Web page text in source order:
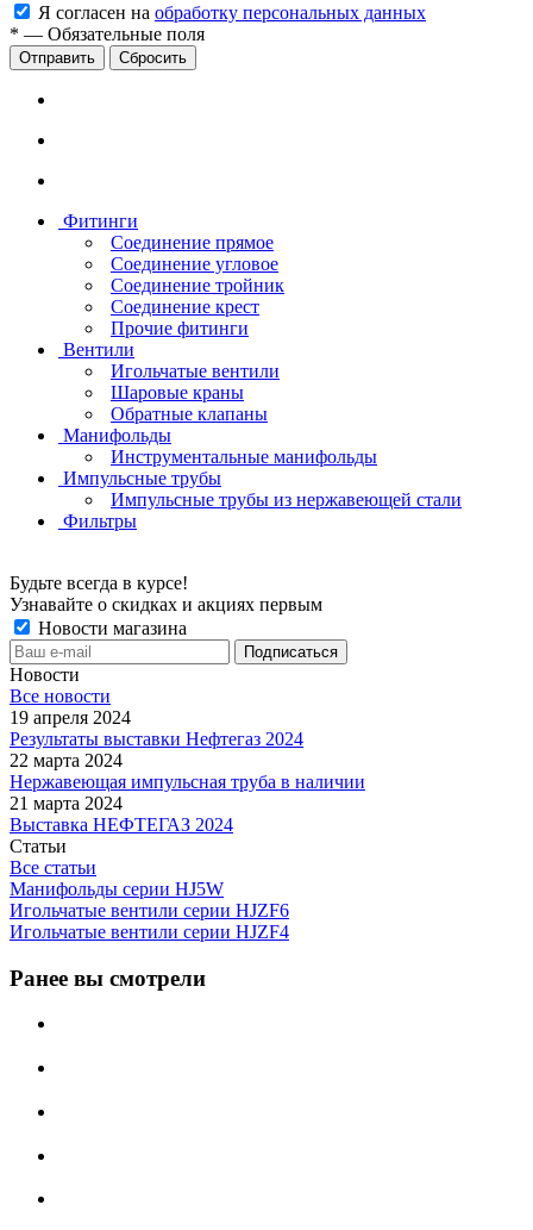
Я согласен на обработку персональных данных
* — Обязательные поля
Сбросить
Фитинги
Соединение прямое
Соединение угловое
Соединение тройник
Соединение крест
Прочие фитинги
Вентили
Игольчатые вентили
Шаровые краны
Обратные клапаны
Манифольды
Инструментальные манифольды
Импульсные трубы
Импульсные трубы из нержавеющей стали
Фильтры
Будьте всегда в курсе!
Узнавайте о скидках и акциях первым
Новости магазина
Новости
Все новости
19 апреля 2024
Результаты выставки Нефтегаз 2024
22 марта 2024
Нержавеющая импульсная труба в наличии
21 марта 2024
Выставка НЕФТЕГАЗ 2024
Статьи
Все статьи
Манифольды серии HJ5W
Игольчатые вентили серии HJZF6
Игольчатые вентили серии HJZF4
Ранее вы смотрели